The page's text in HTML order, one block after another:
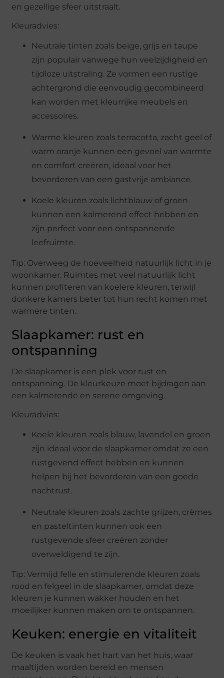
en gezellige sfeer uitstraalt.
Kleuradvies:
Neutrale tinten zoals beige, grijs en taupe
zijn populair vanwege hun veelzijdigheid en
tijdloze uitstraling. Ze vormen een rustige
achtergrond die eenvoudig gecombineerd
kan worden met kleurrijke meubels en
accessoires.
Warme kleuren zoals terracotta, zacht geel of
warm oranje kunnen een gevoel van warmte
en comfort creëren, ideaal voor het
bevorderen van een gastvrije ambiance.
Koele kleuren zoals lichtblauw of groen
kunnen een kalmerend effect hebben en
zijn perfect voor een ontspannende
leefruimte.
Tip: Overweeg de hoeveelheid natuurlijk licht in je
woonkamer. Ruimtes met veel natuurlijk licht
kunnen profiteren van koelere kleuren, terwijl
donkere kamers beter tot hun recht komen met
warmere tinten.
Slaapkamer: rust en
ontspanning
De slaapkamer is een plek voor rust en
ontspanning. De kleurkeuze moet bijdragen aan
een kalmerende en serene omgeving.
Kleuradvies:
Koele kleuren zoals blauw, lavendel en groen
zijn ideaal voor de slaapkamer omdat ze een
rustgevend effect hebben en kunnen
helpen bij het bevorderen van een goede
nachtrust.
Neutrale kleuren zoals zachte grijzen, crèmes
en pasteltinten kunnen ook een
rustgevende sfeer creëren zonder
overweldigend te zijn.
Tip: Vermijd felle en stimulerende kleuren zoals
rood en felgeel in de slaapkamer, omdat deze
kleuren je kunnen wakker houden en het
moeilijker kunnen maken om te ontspannen.
Keuken: energie en vitaliteit
De keuken is vaak het hart van het huis, waar
maaltijden worden bereid en mensen